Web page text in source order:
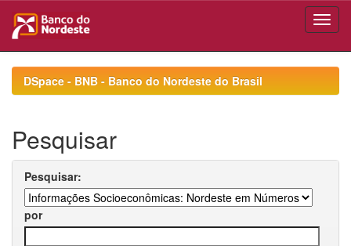
navigationDSpace - BNB - Banco do Nordeste do Brasil
Pesquisar
Pesquisar:
por